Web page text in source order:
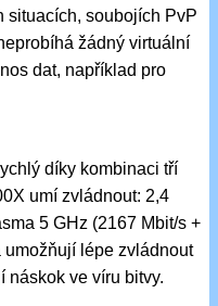
situacích, soubojích PvP
žádný virtuální
dat, například pro
díky kombinaci tří
umí zvládnout: 2,4
5 GHz (2167 Mbit/s +
umožňují lépe zvládnout
náskok ve víru bitvy.